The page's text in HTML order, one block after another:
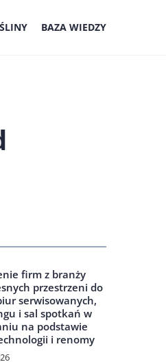
BAZA WIEDZY
firm z branży
przestrzeni do
serwisowanych,
i sal spotkań w
na podstawie
i renomy